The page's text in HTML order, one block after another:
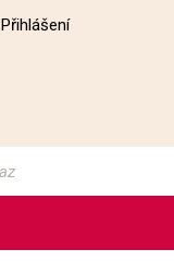
Přihlášení